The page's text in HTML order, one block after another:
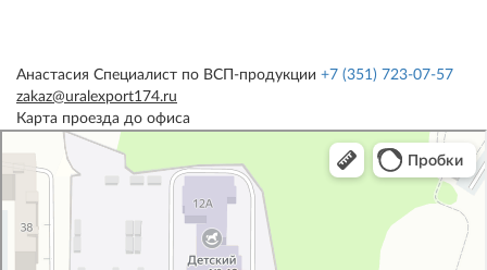
Анастасия Специалист по ВСП-продукции +7 (351) 723-07-57
zakaz@uralexport174.ru
Карта проезда до офиса
УралЭкспорт
Железнодорожная техника и оборудование в Челябинске